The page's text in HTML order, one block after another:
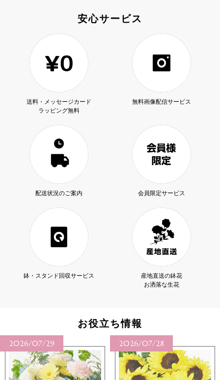
安心サービス
送料・メッセージカード
ラッピング無料
無料画像配信サービス
配送状況のご案内 会員限定サービス
鉢・スタンド回収サービス
産地直送の鉢花
お洒落な生花
お役立ち情報
2026/07/28 2026/07/27